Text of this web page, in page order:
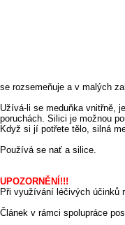
se rozsemeňuje a v malých
Užívá-li se meduňka vnitřně,
poruchách. Silici je možnou
Když si jí potřete tělo, silná
Používá se nať a silice.
UPOZORNĚNÍ!!!
Při využívání léčivých účinků
Článek v rámci spolupráce